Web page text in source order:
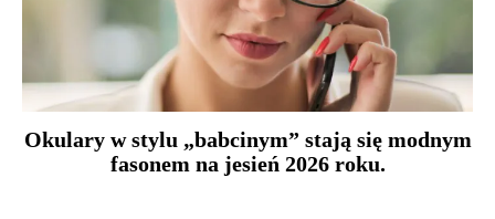
Okulary w stylu „babcinym” stają się modnym
fasonem na jesień 2026 roku.